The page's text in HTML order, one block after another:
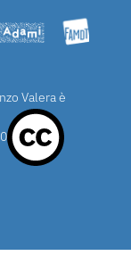
Valera è